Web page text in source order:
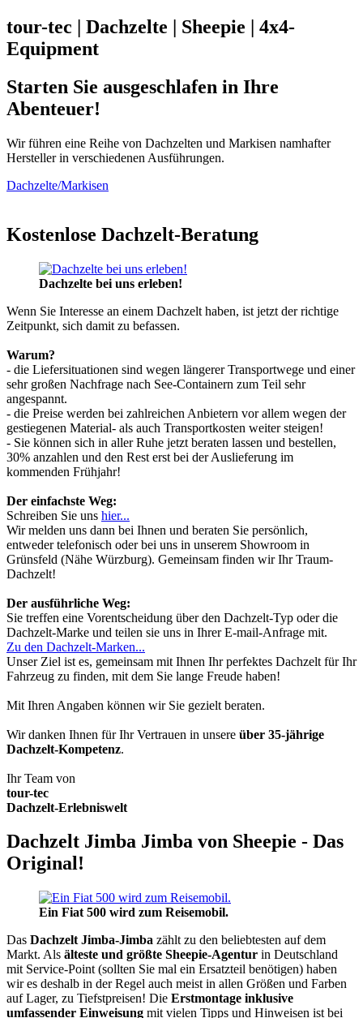
tour-tec | Dachzelte | Sheepie | 4x4-
Equipment
Starten Sie ausgeschlafen in Ihre
Abenteuer!
Wir führen eine Reihe von Dachzelten und Markisen namhafter
Hersteller in verschiedenen Ausführungen.
Dachzelte/Markisen
Kostenlose Dachzelt-Beratung
Dachzelte bei uns erleben!
Wenn Sie Interesse an einem Dachzelt haben, ist jetzt der richtige
Zeitpunkt, sich damit zu befassen.
Warum?
- die Liefersituationen sind wegen längerer Transportwege und einer
sehr großen Nachfrage nach See-Containern zum Teil sehr
angespannt.
- die Preise werden bei zahlreichen Anbietern vor allem wegen der
gestiegenen Material- als auch Transportkosten weiter steigen!
- Sie können sich in aller Ruhe jetzt beraten lassen und bestellen,
30% anzahlen und den Rest erst bei der Auslieferung im
kommenden Frühjahr!
Der einfachste Weg:
Schreiben Sie uns hier...
Wir melden uns dann bei Ihnen und beraten Sie persönlich,
entweder telefonisch oder bei uns in unserem Showroom in
Grünsfeld (Nähe Würzburg). Gemeinsam finden wir Ihr Traum-
Dachzelt!
Der ausführliche Weg:
Sie treffen eine Vorentscheidung über den Dachzelt-Typ oder die
Dachzelt-Marke und teilen sie uns in Ihrer E-mail-Anfrage mit.
Zu den Dachzelt-Marken...
Unser Ziel ist es, gemeinsam mit Ihnen Ihr perfektes Dachzelt für Ihr
Fahrzeug zu finden, mit dem Sie lange Freude haben!
Mit Ihren Angaben können wir Sie gezielt beraten.
Wir danken Ihnen für Ihr Vertrauen in unsere über 35-jährige
Dachzelt-Kompetenz.
Ihr Team von
tour-tec
Dachzelt-Erlebniswelt
Dachzelt Jimba Jimba von Sheepie - Das
Original!
Ein Fiat 500 wird zum Reisemobil.
Das Dachzelt Jimba-Jimba zählt zu den beliebtesten auf dem
Markt. Als älteste und größte Sheepie-Agentur in Deutschland
mit Service-Point (sollten Sie mal ein Ersatzteil benötigen) haben
wir es deshalb in der Regel auch meist in allen Größen und Farben
auf Lager, zu Tiefstpreisen! Die Erstmontage inklusive
umfassender Einweisung mit vielen Tipps und Hinweisen ist bei